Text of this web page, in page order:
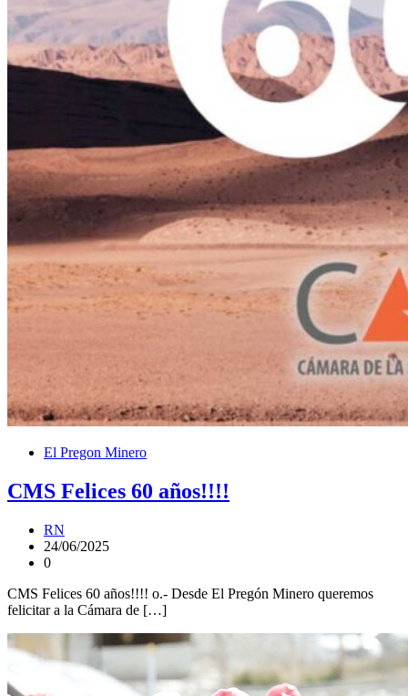
El Pregon Minero
CMS Felices 60 años!!!!
RN
24/06/2025
0
CMS Felices 60 años!!!! o.- Desde El Pregón Minero queremos
felicitar a la Cámara de […]